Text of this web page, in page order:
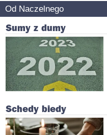
Od Naczelnego
Sumy z dumy
Schedy biedy